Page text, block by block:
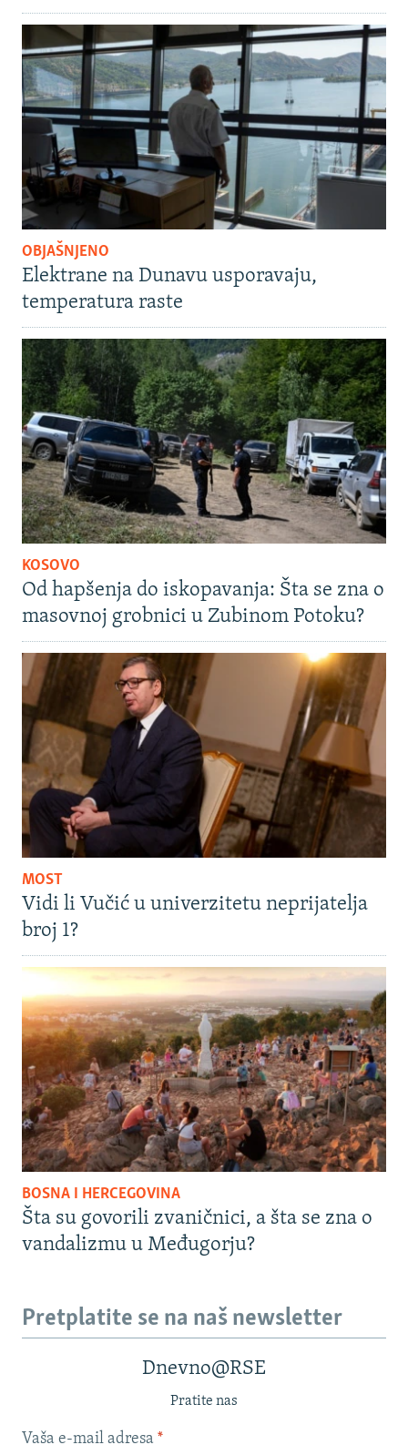
OBJAŠNJENO
Elektrane na Dunavu usporavaju,
temperatura raste
KOSOVO
Od hapšenja do iskopavanja: Šta se zna o
masovnoj grobnici u Zubinom Potoku?
MOST
Vidi li Vučić u univerzitetu neprijatelja
broj 1?
BOSNA I HERCEGOVINA
Šta su govorili zvaničnici, a šta se zna o
vandalizmu u Međugorju?
Pretplatite se na naš newsletter
Dnevno@RSE
Pratite nas
Vaša e-mail adresa *